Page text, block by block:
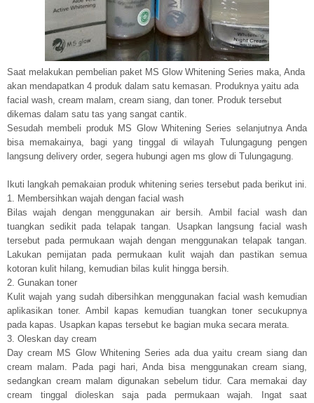
Saat melakukan pembelian paket MS Glow Whitening Series maka, Anda
akan mendapatkan 4 produk dalam satu kemasan. Produknya yaitu ada
facial wash, cream malam, cream siang, dan toner. Produk tersebut
dikemas dalam satu tas yang sangat cantik.
Sesudah membeli produk MS Glow Whitening Series selanjutnya Anda
bisa memakainya, bagi yang tinggal di wilayah Tulungagung pengen
langsung delivery order, segera hubungi agen ms glow di Tulungagung.
Ikuti langkah pemakaian produk whitening series tersebut pada berikut ini.
1. Membersihkan wajah dengan facial wash
Bilas wajah dengan menggunakan air bersih. Ambil facial wash dan
tuangkan sedikit pada telapak tangan. Usapkan langsung facial wash
tersebut pada permukaan wajah dengan menggunakan telapak tangan.
Lakukan pemijatan pada permukaan kulit wajah dan pastikan semua
kotoran kulit hilang, kemudian bilas kulit hingga bersih.
2. Gunakan toner
Kulit wajah yang sudah dibersihkan menggunakan facial wash kemudian
aplikasikan toner. Ambil kapas kemudian tuangkan toner secukupnya
pada kapas. Usapkan kapas tersebut ke bagian muka secara merata.
3. Oleskan day cream
Day cream MS Glow Whitening Series ada dua yaitu cream siang dan
cream malam. Pada pagi hari, Anda bisa menggunakan cream siang,
sedangkan cream malam digunakan sebelum tidur. Cara memakai day
cream tinggal dioleskan saja pada permukaan wajah. Ingat saat